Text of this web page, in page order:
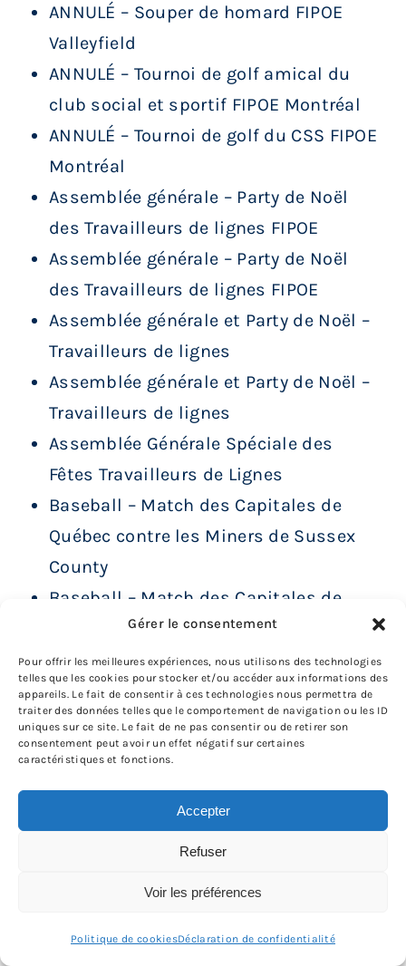
Gérer le consentement
Pour offrir les meilleures expériences, nous utilisons des technologies
telles que les cookies pour stocker et/ou accéder aux informations des
appareils. Le fait de consentir à ces technologies nous permettra de
traiter des données telles que le comportement de navigation ou les ID
uniques sur ce site. Le fait de ne pas consentir ou de retirer son
consentement peut avoir un effet négatif sur certaines
caractéristiques et fonctions.
Accepter
Refuser
Voir les préférences
Politique de cookiesDéclaration de confidentialité
ANNULÉ – Souper de homard FIPOE
Valleyfield
ANNULÉ – Tournoi de golf amical du
club social et sportif FIPOE Montréal
ANNULÉ – Tournoi de golf du CSS FIPOE
Montréal
Assemblée générale – Party de Noël
des Travailleurs de lignes FIPOE
Assemblée générale – Party de Noël
des Travailleurs de lignes FIPOE
Assemblée générale et Party de Noël –
Travailleurs de lignes
Assemblée générale et Party de Noël –
Travailleurs de lignes
Assemblée Générale Spéciale des
Fêtes Travailleurs de Lignes
Baseball – Match des Capitales de
Québec contre les Miners de Sussex
County
Baseball – Match des Capitales de
Québec contre les Miniers de Sussex
county ***COMPLET***
Billard CSS FIPOE Valleyfield
Brunch de Noël du Comité Objectif
Mieux-Être FIPOE Montréal
Brunch FIPOE Comité Objectif Mieux-
Buffet de Noël du Comité Objectif